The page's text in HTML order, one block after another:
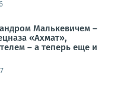
Малькевичем –
«Ахмат»,
– а теперь еще и